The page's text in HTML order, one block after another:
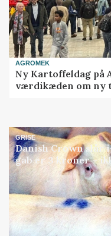
AGROMEK
Ny Kartoffeldag på
værdikæden om ny
GRISE
Danish Crown slår
gab er 3 kroner –